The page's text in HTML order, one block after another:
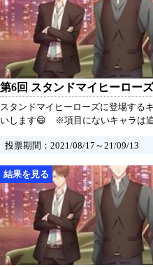
第6回 スタンドマイヒーロー
スタンドマイヒーローズに登場する
いします😄 ※項目にないキャラは
投票期間：2021/08/17～21/09/13